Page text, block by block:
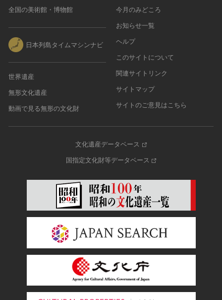
全国の美術館・博物館
日本列島タイムマシンナビ
世界遺産
無形文化遺産
動画で見る無形の文化財
今月のみどころ
お知らせ一覧
ヘルプ
このサイトについて
関連サイトリンク
サイトマップ
サイトのご意見はこちら
文化遺産データベース
国指定文化財等データベース